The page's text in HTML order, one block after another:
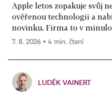
Apple letos zopakuje svůj
ověřenou technologii a
novinku. Firma to v
7. 8. 2026 ▪ 4 min. čtení
LUDĚK VAINERT